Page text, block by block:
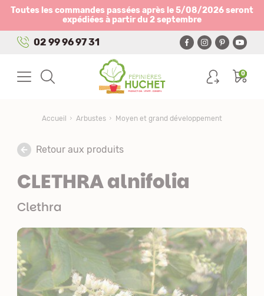
Toutes les commandes passées après le 5/08/2026 seront
expédiées à partir du 2 septembre
02 99 96 97 31
0
Accueil Arbustes Moyen et grand développement
Retour aux produits
CLETHRA alnifolia
Clethra
Panneau de gestion des cookies